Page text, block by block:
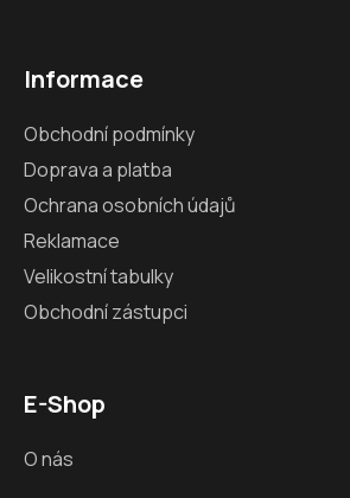
Informace
Obchodní podmínky
Doprava a platba
Ochrana osobních údajů
Reklamace
Velikostní tabulky
Obchodní zástupci
E-Shop
O nás